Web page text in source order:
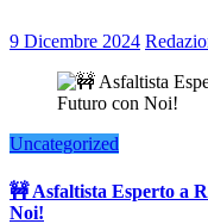
9 Dicembre 2024
Uncategorized
🚧 Asfaltista Esperto a
Noi!